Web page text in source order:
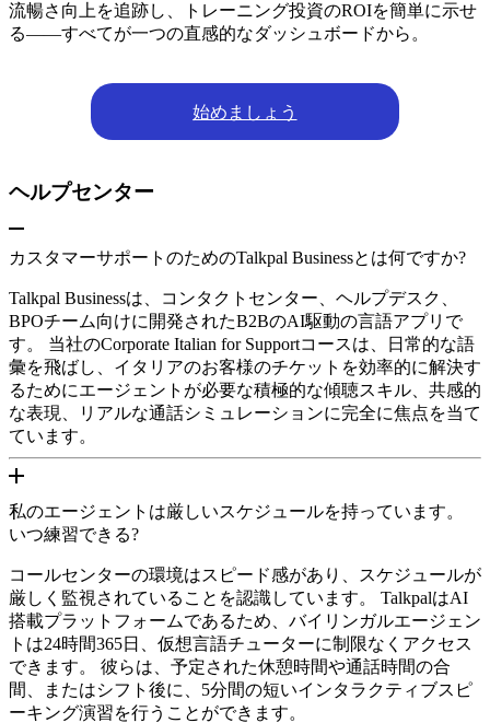
流暢さ向上を追跡し、トレーニング投資のROIを簡単に示せ
る――すべてが一つの直感的なダッシュボードから。
始めましょう
ヘルプセンター
カスタマーサポートのためのTalkpal Businessとは何ですか?
Talkpal Businessは、コンタクトセンター、ヘルプデスク、
BPOチーム向けに開発されたB2BのAI駆動の言語アプリで
す。 当社のCorporate Italian for Supportコースは、日常的な語
彙を飛ばし、イタリアのお客様のチケットを効率的に解決す
るためにエージェントが必要な積極的な傾聴スキル、共感的
な表現、リアルな通話シミュレーションに完全に焦点を当て
ています。
私のエージェントは厳しいスケジュールを持っています。
いつ練習できる?
コールセンターの環境はスピード感があり、スケジュールが
厳しく監視されていることを認識しています。 TalkpalはAI
搭載プラットフォームであるため、バイリンガルエージェン
トは24時間365日、仮想言語チューターに制限なくアクセス
できます。 彼らは、予定された休憩時間や通話時間の合
間、またはシフト後に、5分間の短いインタラクティブスピ
ーキング演習を行うことができます。